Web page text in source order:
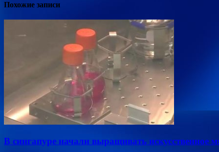
Похожие записи
В сингапуре начали выращивать искусственное